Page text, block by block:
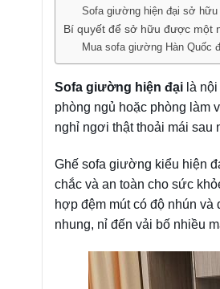
Sofa giường hiện đại sở
Bí quyết để sở hữu được một
Mua sofa giường Hàn Quốc
Sofa giường hiện đại là
phòng ngủ hoặc phòng làm
nghỉ ngơi thật thoải mái sau
Ghế sofa giường kiểu hiện
chắc và an toàn cho sức
hợp đệm mút có độ nhún
nhung, nỉ đến vải bố nhiều